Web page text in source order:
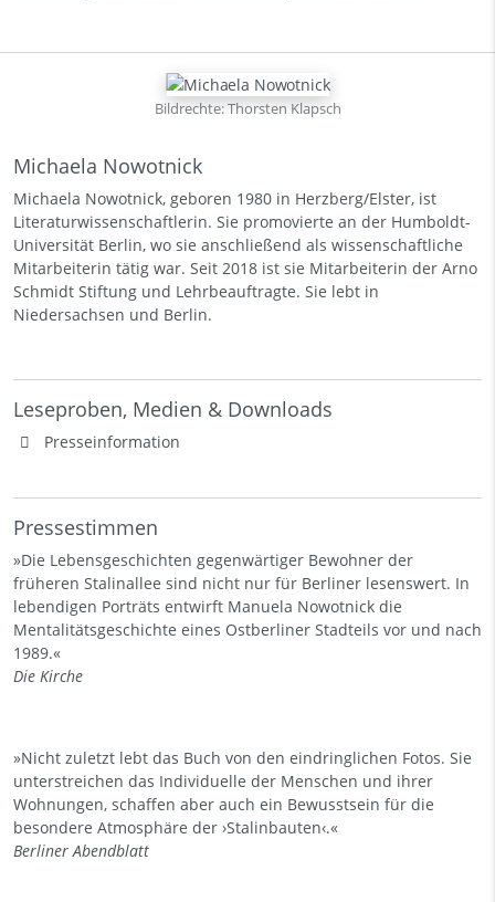
Bildrechte: Thorsten Klapsch
Michaela Nowotnick
Michaela Nowotnick, geboren 1980 in Herzberg/Elster, ist
Literaturwissenschaftlerin. Sie promovierte an der Humboldt-
Universität Berlin, wo sie anschließend als wissenschaftliche
Mitarbeiterin tätig war. Seit 2018 ist sie Mitarbeiterin der Arno
Schmidt Stiftung und Lehrbeauftragte. Sie lebt in
Niedersachsen und Berlin.
Leseproben, Medien & Downloads
Presseinformation
Pressestimmen
»Die Lebensgeschichten gegenwärtiger Bewohner der
früheren Stalinallee sind nicht nur für Berliner lesenswert. In
lebendigen Porträts entwirft Manuela Nowotnick die
Mentalitätsgeschichte eines Ostberliner Stadteils vor und nach
1989.«
Die Kirche
»Nicht zuletzt lebt das Buch von den eindringlichen Fotos. Sie
unterstreichen das Individuelle der Menschen und ihrer
Wohnungen, schaffen aber auch ein Bewusstsein für die
besondere Atmosphäre der ›Stalinbauten‹.«
Berliner Abendblatt